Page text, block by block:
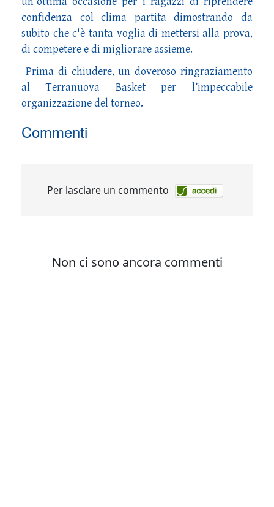
confidenza col clima partita dimostrando da
subito che c'è tanta voglia di mettersi alla prova,
di competere e di migliorare assieme.
Prima di chiudere, un doveroso ringraziamento
al Terranuova Basket per l’impeccabile
organizzazione del torneo.
Commenti